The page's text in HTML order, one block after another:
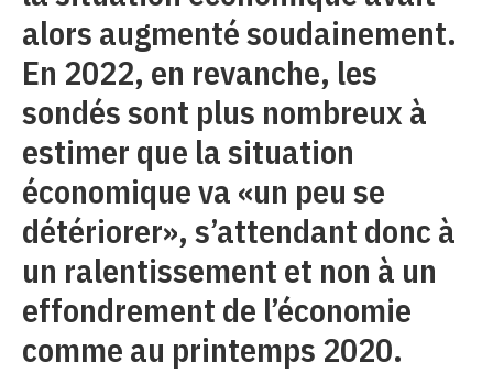
alors augmenté soudainement.
En 2022, en revanche, les
sondés sont plus nombreux à
estimer que la situation
économique va «un peu se
détériorer», s’attendant donc à
un ralentissement et non à un
effondrement de l’économie
comme au printemps 2020.